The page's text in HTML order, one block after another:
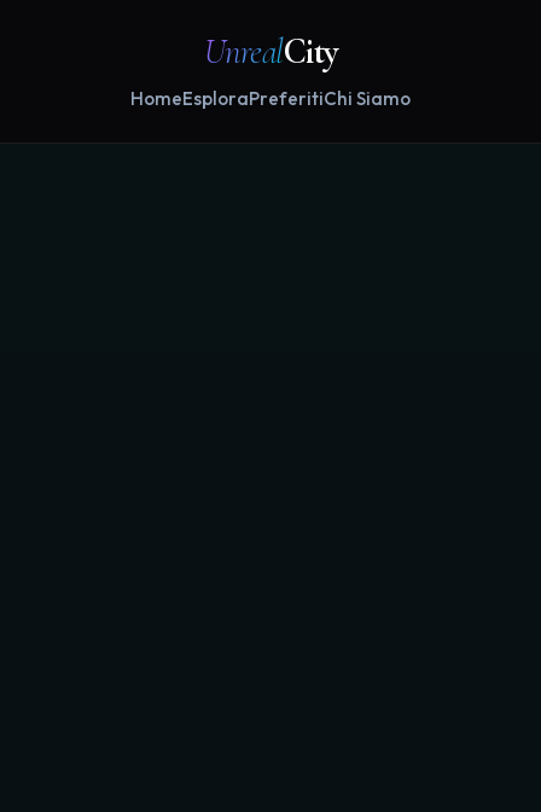
UnrealCity
HomeEsploraPreferitiChi Siamo